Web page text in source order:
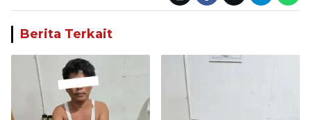
Berita Terkait